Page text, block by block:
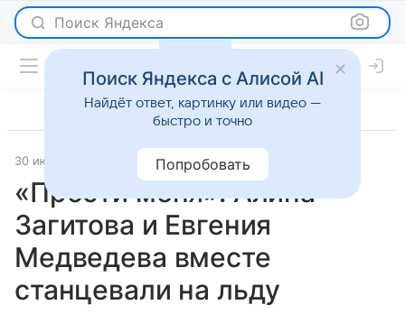
Поиск Яндекса
30 июня 2025 Светская жизнь
«Прости меня»: Алина
Загитова и Евгения
Медведева вместе
станцевали на льду
Поиск Яндекса с Алисой AI
Найдёт ответ, картинку или видео —
быстро и точно
Попробовать